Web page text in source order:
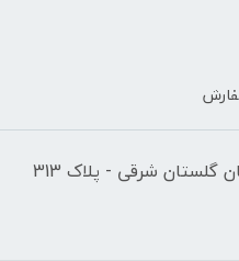
شرقی - پلاک 313